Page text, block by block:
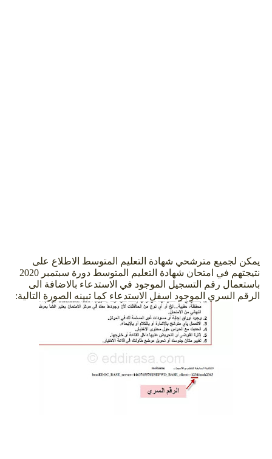
يمكن لجميع مترشحي شهادة التعليم المتوسط الاطلاع على
نتيجتهم في امتحان شهادة التعليم المتوسط دورة سبتمبر 2020
باستعمال رقم التسجيل الموجود في الاستدعاء بالاضافة الى
الرقم السري الموجود اسفل الاستدعاء كما تبينه الصورة التالية: